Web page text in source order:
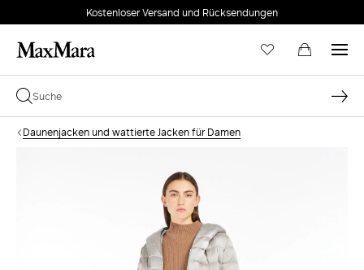
Kostenloser Versand und Rücksendungen
Daunenjacken und wattierte Jacken für Damen